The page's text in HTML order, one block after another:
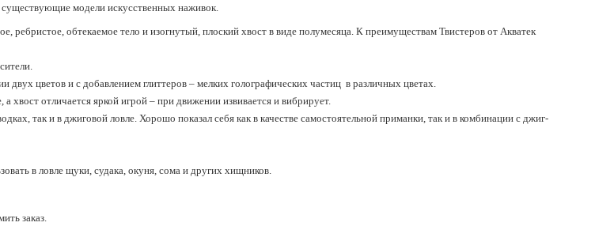
модели искусственных наживок.
обтекаемое тело и изогнутый, плоский хвост в виде полумесяца. К преимуществам Твистеров от Акватек
цветов и с добавлением глиттеров – мелких голографических частиц в различных цветах.
отличается яркой игрой – при движении извивается и вибрирует.
так и в джиговой ловле. Хорошо показал себя как в качестве самостоятельной приманки, так и в комбинации с джиг-
в ловле щуки, судака, окуня, сома и других хищников.
заказ.